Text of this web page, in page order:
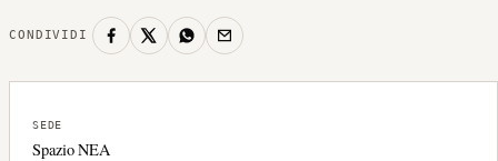
CONDIVIDI
SEDE
Spazio NEA